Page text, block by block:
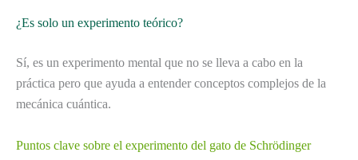
¿Es solo un experimento teórico?
Sí, es un experimento mental que no se lleva a cabo en la
práctica pero que ayuda a entender conceptos complejos de la
mecánica cuántica.
Puntos clave sobre el experimento del gato de Schrödinger